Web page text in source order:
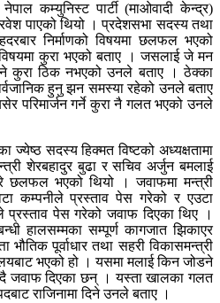
कम्युनिस्ट पार्टी (माओवादी केन्द्र)
पाएको थियो । प्रदेशसभा सदस्य तथा
निर्माणको विषयमा छलफल भएको
कुरा भएको बताए । जसलाई जे मन
कुरा ठिक नभएको उनले बताए । ठेक्का
हुनु झन समस्या रहेको उनले बताए
परिमार्जन गर्ने कुरा नै गलत भएको उनले
ज्येष्ठ सदस्य हिक्मत विष्टको अध्यक्षतामा
शेरबहादुर बुढा र सचिव अर्जुन बमलाई
छलफल भएको थियो । जवाफमा मन्त्री
कम्पनीले प्रस्ताव पेस गरेको र एउटा
प्रस्ताव पेस गरेको जवाफ दिएका थिए ।
हालसम्मका सम्पूर्ण कागजात झिकाएर
भौतिक पूर्वाधार तथा सहरी विकासमन्त्री
भएको हो । यसमा मलाई किन जोडने
जवाफ दिएका छन् । यस्ता खालका गलत
राजिनामा दिने उनले बताए ।